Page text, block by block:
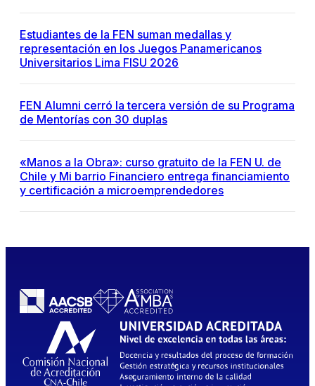
Estudiantes de la FEN suman medallas y
representación en los Juegos Panamericanos
Universitarios Lima FISU 2026
FEN Alumni cerró la tercera versión de su Programa
de Mentorías con 30 duplas
«Manos a la Obra»: curso gratuito de la FEN U. de
Chile y Mi barrio Financiero entrega financiamiento
y certificación a microemprendedores